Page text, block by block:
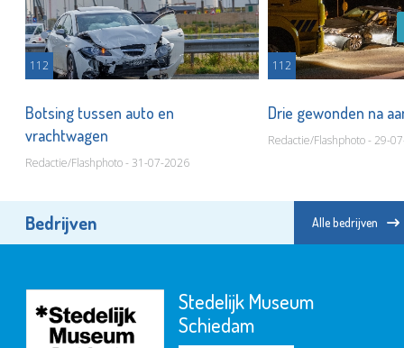
112
Botsing tussen auto en
vrachtwagen
Redactie/Flashphoto - 31-07-2026
112
Drie gewonden na
Redactie/Flashphoto - 29-
Bedrijven Alle bedrijven
Stedelijk Museum
Schiedam